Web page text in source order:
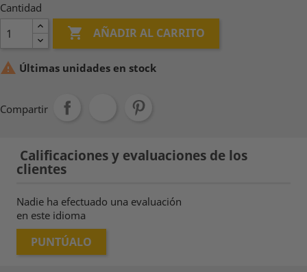
Cantidad
 AÑADIR AL CARRITO
 Últimas unidades en stock
Compartir
Calificaciones y evaluaciones de los
clientes
Nadie ha efectuado una evaluación
en este idioma
PUNTÚALO